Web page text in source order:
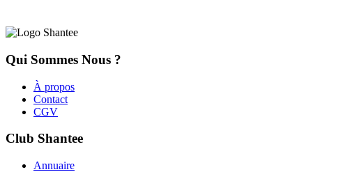
Qui Sommes Nous ?
À propos
Contact
CGV
Club Shantee
Annuaire